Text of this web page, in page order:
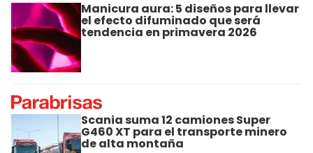
Manicura aura: 5 diseños para llevar
el efecto difuminado que será
tendencia en primavera 2026
Scania suma 12 camiones Super
G460 XT para el transporte minero
de alta montaña